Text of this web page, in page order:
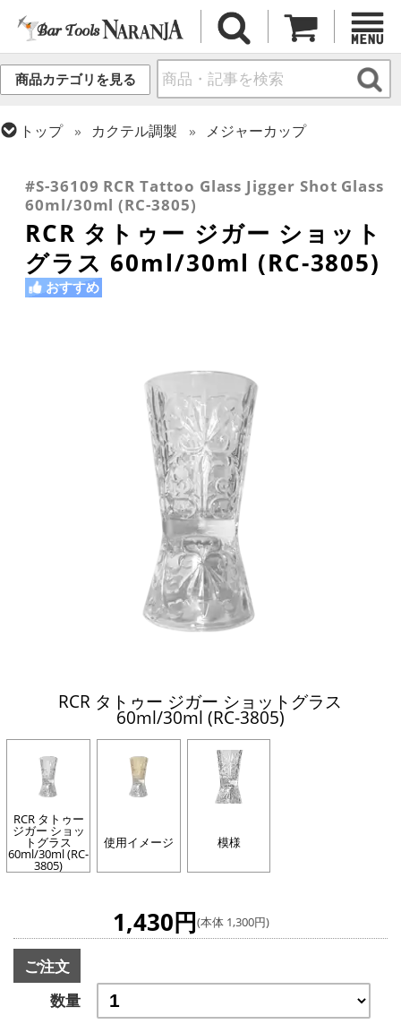
商品カテゴリを見る
トップ カクテル調製
メジャーカップ
その他ブランド
#S-36109 RCR Tattoo Glass Jigger Shot Glass
60ml/30ml (RC-3805)
RCR タトゥー ジガー ショット
グラス 60ml/30ml (RC-3805)
おすすめ
RCR タトゥー ジガー ショットグラス
60ml/30ml (RC-3805)
RCR タトゥー
ジガー ショッ
トグラス
60ml/30ml (RC-
3805)
使用イメージ 模様
1,430円(本体 1,300円)
ご注文
数量